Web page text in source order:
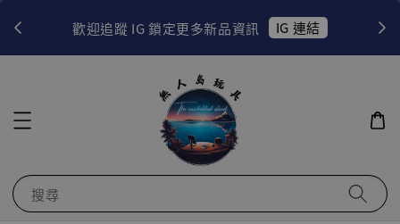
歡迎追蹤 IG 鎖定更多新品資訊 IG 連結
搜尋